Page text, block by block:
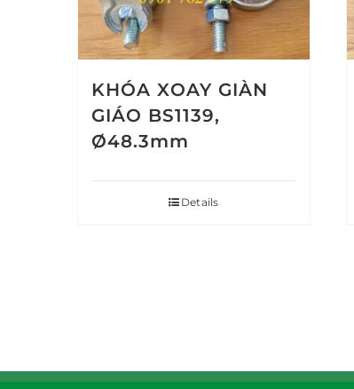
KHÓA XOAY GIÀN
GIÁO BS1139,
Ø48.3mm
Details